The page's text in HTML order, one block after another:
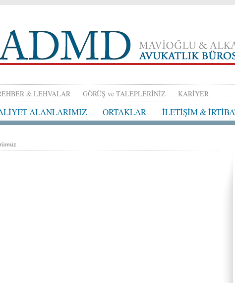
ALANLARIMIZ ORTAKLAR İLETİŞİM &
& LEHVALAR GÖRÜŞ ve TALEPLERİNİZ KARİYER